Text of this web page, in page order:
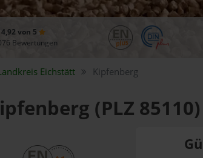
4,92 von 5
Bewertungen
Eichstätt Kipfenberg
(PLZ 85110)